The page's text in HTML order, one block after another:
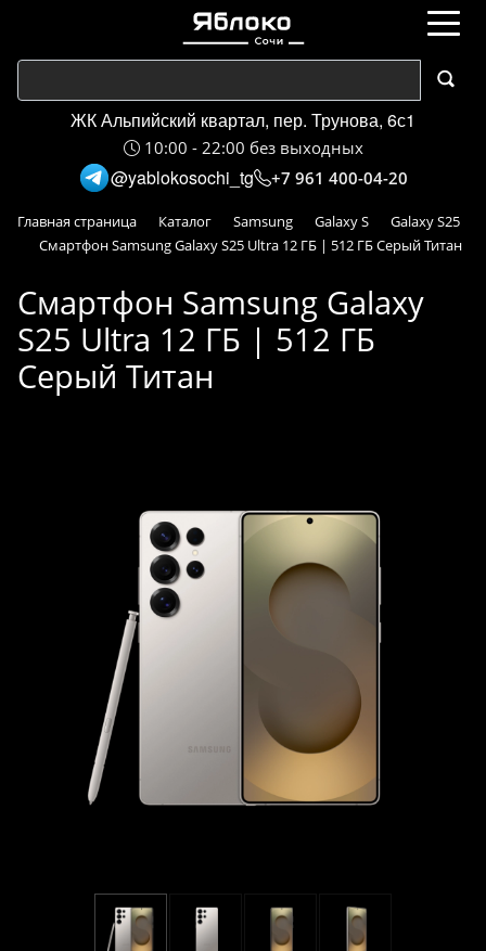
ЖК Альпийский квартал, пер. Трунова, 6с1
10:00 - 22:00 без выходных
@yablokosochi_tg +7 961 400-04-20
Главная страница Каталог Samsung Galaxy S
Galaxy S25
Смартфон Samsung Galaxy S25 Ultra 12 ГБ | 512 ГБ Серый Титан
Смартфон Samsung Galaxy
S25 Ultra 12 ГБ | 512 ГБ
Серый Титан